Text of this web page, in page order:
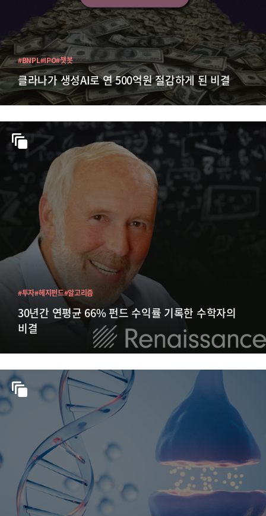
클라나가 생성AI로 연 500억원 절감하게 된 비결
#BNPL#IPO#챗봇
30년간 연평균 66% 펀드 수익률 기록한 수학자의
비결
#투자#헤지펀드#알고리즘